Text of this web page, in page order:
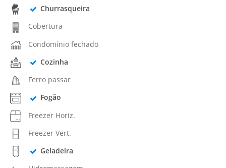
Churrasqueira
Cobertura
Condomínio fechado
Cozinha
Ferro passar
Fogão
Freezer Horiz.
Freezer Vert.
Geladeira